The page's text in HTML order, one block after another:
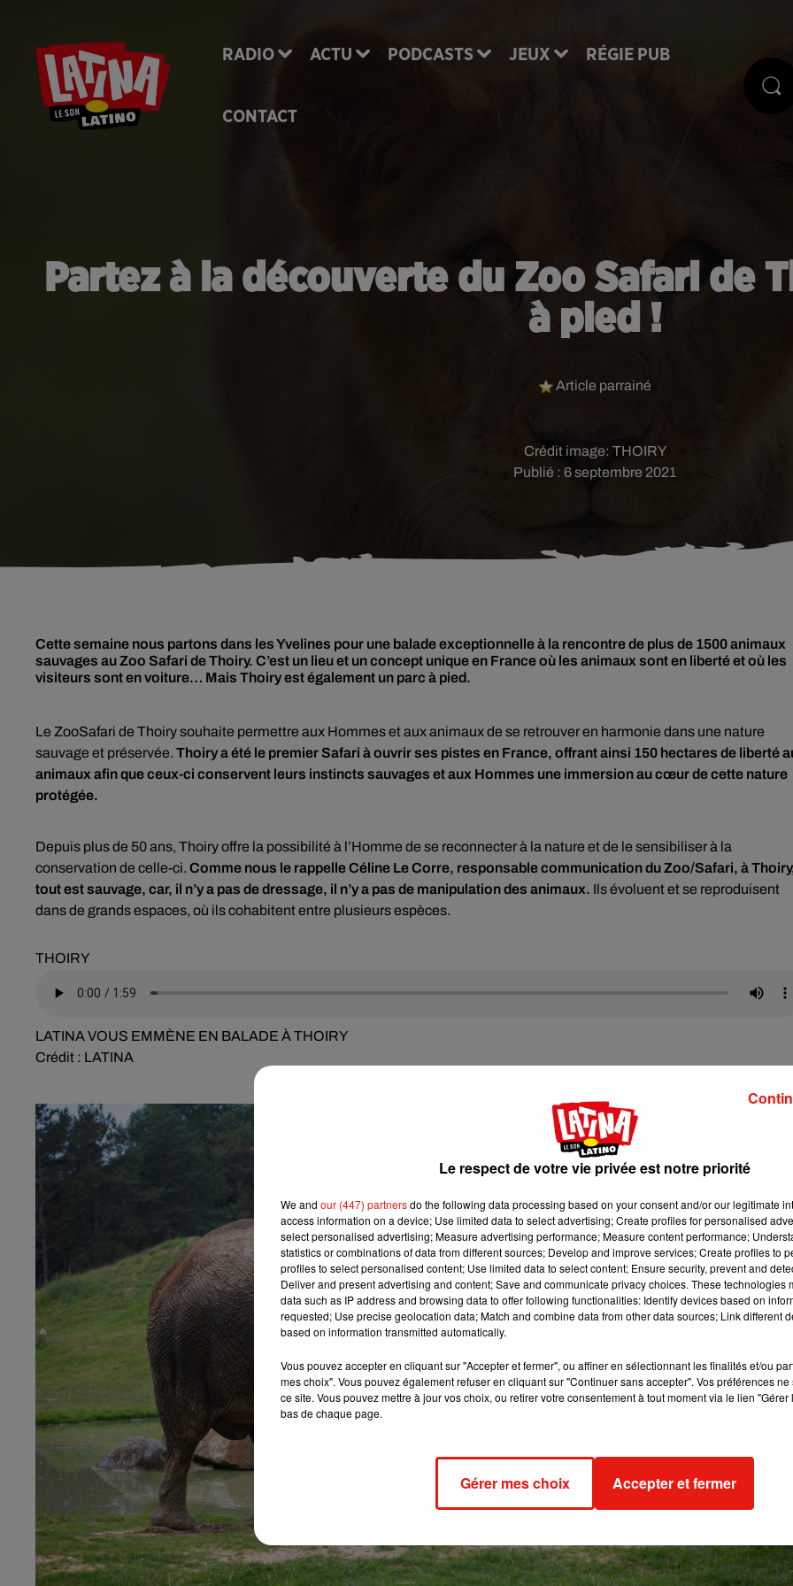
RADIO ACTU PODCASTS JEUX RÉGIE PUB
CONTACT
Partez à la découverte du Zoo Safari de
à pied !
Publié : 6 septembre 2021
Article parrainé
Crédit image: THOIRY
Cette semaine nous partons dans les Yvelines pour une balade exceptionnelle à la rencontre de plus de 1500 animaux
sauvages au Zoo Safari de Thoiry. C’est un lieu et un concept unique en France où les animaux sont en liberté et où les
visiteurs sont en voiture… Mais Thoiry est également un parc à pied.
Le ZooSafari de Thoiry souhaite permettre aux Hommes et aux animaux de se retrouver en harmonie dans une nature
sauvage et préservée. Thoiry a été le premier Safari à ouvrir ses pistes en France, offrant ainsi 150 hectares de liberté
animaux afin que ceux-ci conservent leurs instincts sauvages et aux Hommes une immersion au cœur de cette nature
protégée.
Depuis plus de 50 ans, Thoiry offre la possibilité à l’Homme de se reconnecter à la nature et de le sensibiliser à la
conservation de celle-ci. Comme nous le rappelle Céline Le Corre, responsable communication du Zoo/Safari, à
tout est sauvage, car, il n’y a pas de dressage, il n’y a pas de manipulation des animaux. Ils évoluent et se reproduisent
dans de grands espaces, où ils cohabitent entre plusieurs espèces.
THOIRY
LATINA VOUS EMMÈNE EN BALADE À THOIRY
Crédit : LATINA
Le respect de votre vie privée est notre priorité
We and our (447) partnersdo the following data processing based on your consent and/or our legitimate
access information on a device; Use limited data to select advertising; Create profiles for personalised
select personalised advertising; Measure advertising performance; Measure content performance;
statistics or combinations of data from different sources; Develop and improve services; Create profiles to
profiles to select personalised content; Use limited data to select content; Ensure security, prevent and
Deliver and present advertising and content; Save and communicate privacy choices. These technologies
data such as IP address and browsing data to offer following functionalities: Identify devices based on
requested; Use precise geolocation data; Match and combine data from other data sources; Link different
based on information transmitted automatically.
Vous pouvez accepter en cliquant sur "Accepter et fermer", ou affiner en sélectionnant les finalités et/ou
mes choix". Vous pouvez également refuser en cliquant sur "Continuer sans accepter". Vos préférences
ce site. Vous pouvez mettre à jour vos choix, ou retirer votre consentement à tout moment via le lien
bas de chaque page.
Gérer mes choix Accepter et fermer